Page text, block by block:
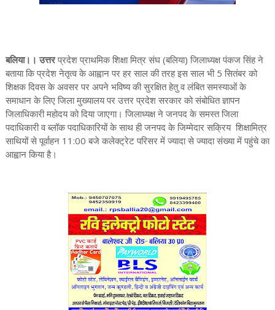
बलिया।। उत्तरप्रदेश प्राथमिक शिक्षा मित्र संघ (बलिया) जिलाध्यक्ष पंकज सिंह ने
बताया कि प्रदेश नेतृत्व के आह्वान पर हर साल की तरह इस साल भी 5 सितंबर को
शिक्षक दिवस के अवसर पर अपने भविष्य की सुरक्षित हेतु व लंबित समस्याओं के
समाधान के लिए जिला मुख्यालय पर उत्तर प्रदेश सरकार को संबोधित ज्ञापन
जिलाधिकारी महोदय को दिया जाएगा। जिलाध्यक्ष ने जनपद के समस्त जिला
पदाधिकारी व ब्लॉक पदाधिकारियों के साथ ही जनपद के जिम्मेदार सक्रिय शिक्षामित्र
साथियों से पूर्वाहन 11:00 बजे कलेक्ट्रेट परिसर में ज्यादा से ज्यादा संख्या में पहुंचे का
आह्वान किया है।